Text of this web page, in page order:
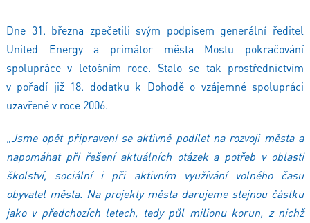
Dne 31. března zpečetili svým podpisem generální ředitel
United Energy a primátor města Mostu pokračování
spolupráce v letošním roce. Stalo se tak prostřednictvím
v pořadí již 18. dodatku k Dohodě o vzájemné spolupráci
uzavřené v roce 2006.
„Jsme opět připravení se aktivně podílet na rozvoji města a
napomáhat při řešení aktuálních otázek a potřeb v oblasti
školství, sociální i při aktivním využívání volného času
obyvatel města. Na projekty města darujeme stejnou částku
jako v předchozích letech, tedy půl milionu korun, z nichž